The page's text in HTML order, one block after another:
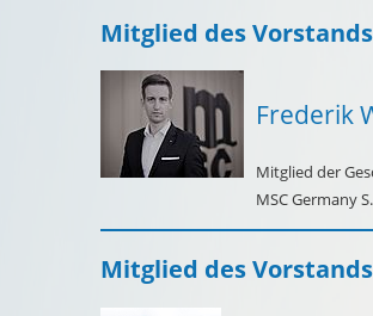
Mitglied des Vorstands
Frederik
Mitglied der
MSC Germany
Mitglied des Vorstands